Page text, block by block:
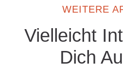
WEITERE
Vielleicht
Dich